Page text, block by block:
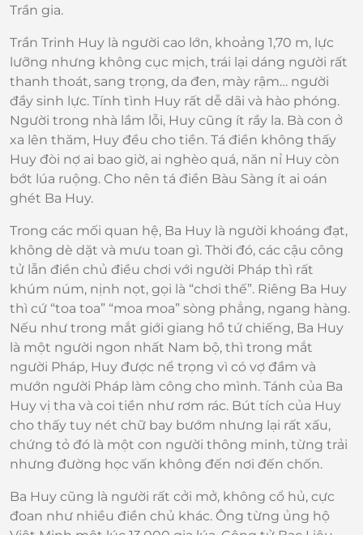
Trần gia.
Trần Trinh Huy là người cao lớn, khoảng 1,70 m, lực
lưỡng nhưng không cục mịch, trái lại dáng người rất
thanh thoát, sang trọng, da đen, mày rậm… người
đầy sinh lực. Tính tình Huy rất dễ dãi và hào phóng.
Người trong nhà lầm lỗi, Huy cũng ít rầy la. Bà con ở
xa lên thăm, Huy đều cho tiền. Tá điền không thấy
Huy đòi nợ ai bao giờ, ai nghèo quá, năn nỉ Huy còn
bớt lúa ruộng. Cho nên tá điền Bàu Sàng ít ai oán
ghét Ba Huy.
Trong các mối quan hệ, Ba Huy là người khoáng đạt,
không dè dặt và mưu toan gì. Thời đó, các cậu công
tử lẫn điền chủ điều chơi với người Pháp thì rất
khúm núm, nịnh nọt, gọi là “chơi thế”. Riêng Ba Huy
thì cứ “toa toa” “moa moa” sòng phẳng, ngang hàng.
Nếu như trong mắt giới giang hồ tứ chiếng, Ba Huy
là một người ngon nhất Nam bộ, thì trong mắt
người Pháp, Huy được nể trọng vì có vợ đầm và
mướn người Pháp làm công cho mình. Tánh của Ba
Huy vị tha và coi tiền như rơm rác. Bút tích của Huy
cho thấy tuy nét chữ bay bướm nhưng lại rất xấu,
chứng tỏ đó là một con người thông minh, từng trải
nhưng đường học vấn không đến nơi đến chốn.
Ba Huy cũng là người rất cởi mở, không cổ hủ, cực
đoan như nhiều điền chủ khác. Ông từng ủng hộ